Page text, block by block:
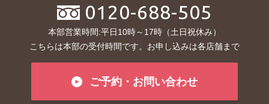
0120-688-505
本部営業時間:平日10時～17時（土日祝休み）
こちらは本部の受付時間です。お申し込みは各店舗まで
ご予約・お問い合わせ